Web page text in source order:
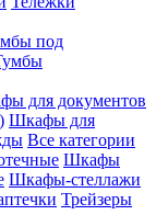
под
для документов
Шкафы для
Все категории
Шкафы
Шкафы-стеллажи
Трейзеры